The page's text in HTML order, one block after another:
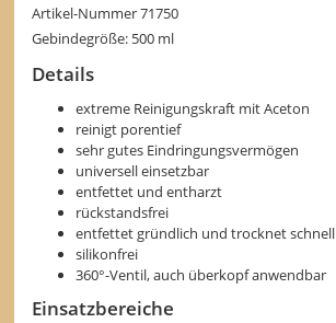
Artikel-Nummer 71750
Gebindegröße: 500 ml
Details
extreme Reinigungskraft mit Aceton
reinigt porentief
sehr gutes Eindringungsvermögen
universell einsetzbar
entfettet und entharzt
rückstandsfrei
entfettet gründlich und trocknet schnell
silikonfrei
360°-Ventil, auch überkopf anwendbar
Einsatzbereiche